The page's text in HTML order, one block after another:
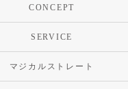
CONCEPT
SERVICE
マジカルストレート